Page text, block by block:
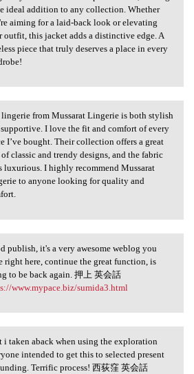
ideal addition to any collection. Whether
aiming for a laid-back look or elevating
outfit, this jacket adds a distinctive edge. A
piece that truly deserves a place in every
from Mussarat
lingerie from Mussarat Lingerie is both stylish
I love the fit and comfort of every
I’ve bought. Their collection offers a great
classic and trendy designs, and the fabric
luxurious. I highly recommend Mussarat
to anyone looking for quality and
publish, it's a very
publish, it's a very awesome weblog you
right here, continue the great function, is
to be back again. 押上 英会話
www.mypace.biz/sumida3.html
taken aback when using
i taken aback when using the exploration
intended to get this to selected present
Terrific process! 西荻窪 英会話